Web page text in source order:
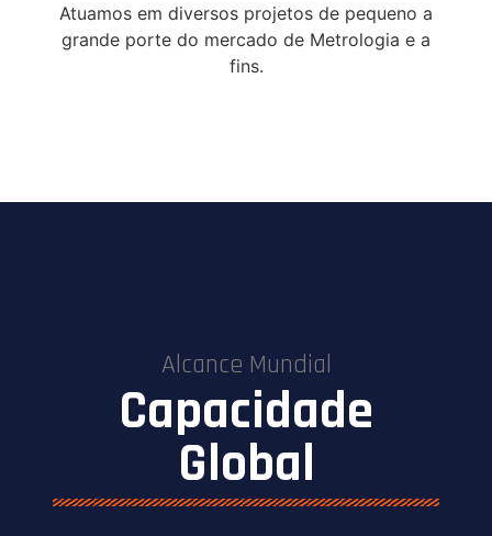
Atuamos em diversos projetos de pequeno a
grande porte do mercado de Metrologia e a
fins.
Alcance Mundial
Capacidade
Global